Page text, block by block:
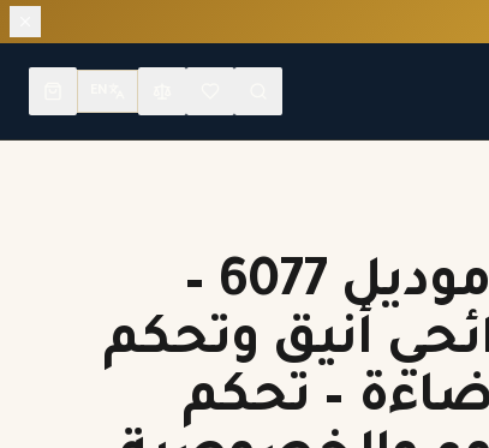
ستارة زيبرا موديل 6077 –
أنيق وتحكم
– تحكم